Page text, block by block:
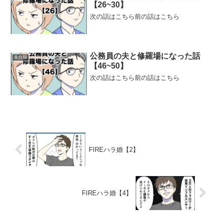
【26~30】
次の話はこちら前の話はこちら
未分類
公務員の夫と修羅場になった話
【46~50】
次の話はこちら前の話はこちら
FIREハラ婚【2】
FIREハラ婚【4】